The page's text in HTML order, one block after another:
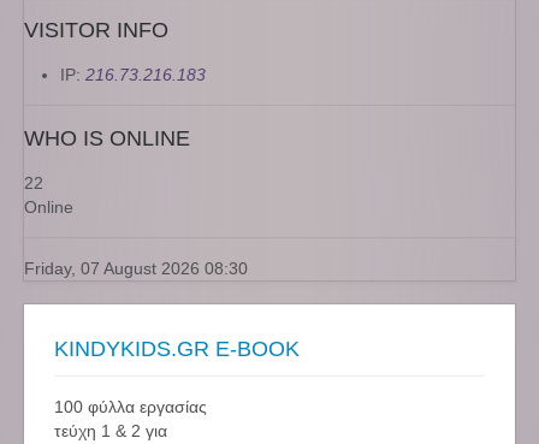
VISITOR INFO
IP: 216.73.216.183
WHO IS ONLINE
22
Online
Friday, 07 August 2026 08:30
KINDYKIDS.GR E-BOOK
100 φύλλα εργασίας
τεύχη 1 & 2 για